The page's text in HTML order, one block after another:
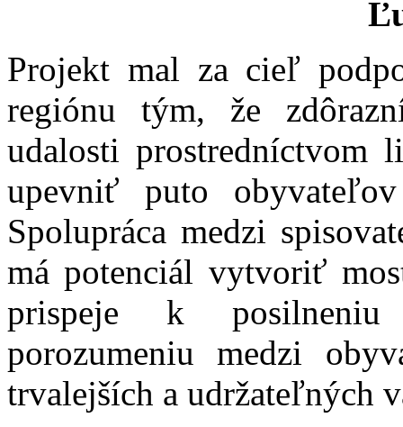
Projekt mal za cieľ
regiónu tým, že
udalosti prostredníctvom
upevniť puto
Spolupráca medzi
má potenciál vytvoriť
prispeje k
porozumeniu medzi
trvalejších a udržateľných